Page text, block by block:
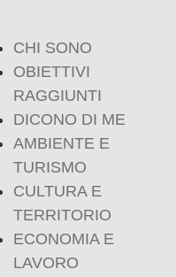
CHI SONO
OBIETTIVI
RAGGIUNTI
DICONO DI ME
AMBIENTE E
TURISMO
CULTURA E
TERRITORIO
ECONOMIA E
LAVORO